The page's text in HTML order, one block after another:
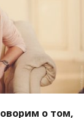
о том,